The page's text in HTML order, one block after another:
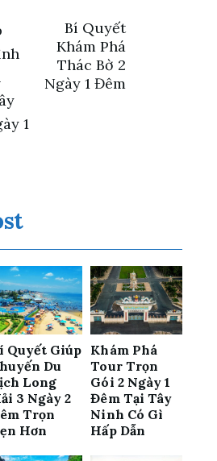
1
Bí Quyết
Khám Phá
Thác Bờ 2
Ngày 1 Đêm
Quyết Giúp
Du
Long
3 Ngày 2
Trọn
Hơn
Khám Phá
Tour Trọn
Gói 2 Ngày 1
Đêm Tại Tây
Ninh Có Gì
Hấp Dẫn